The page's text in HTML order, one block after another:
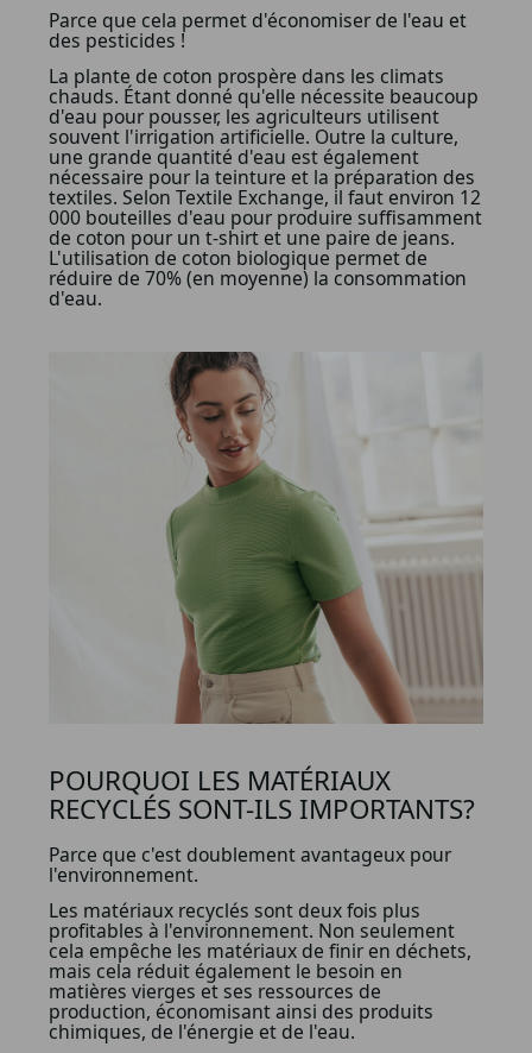
Parce que cela permet d'économiser de l'eau et
des pesticides !
La plante de coton prospère dans les climats
chauds. Étant donné qu'elle nécessite beaucoup
d'eau pour pousser, les agriculteurs utilisent
souvent l'irrigation artificielle. Outre la culture,
une grande quantité d'eau est également
nécessaire pour la teinture et la préparation des
textiles. Selon Textile Exchange, il faut environ 12
000 bouteilles d'eau pour produire suffisamment
de coton pour un t-shirt et une paire de jeans.
L'utilisation de coton biologique permet de
réduire de 70% (en moyenne) la consommation
d'eau.
POURQUOI LES MATÉRIAUX
RECYCLÉS SONT-ILS IMPORTANTS?
Parce que c'est doublement avantageux pour
l'environnement.
Les matériaux recyclés sont deux fois plus
profitables à l'environnement. Non seulement
cela empêche les matériaux de finir en déchets,
mais cela réduit également le besoin en
matières vierges et ses ressources de
production, économisant ainsi des produits
chimiques, de l'énergie et de l'eau.